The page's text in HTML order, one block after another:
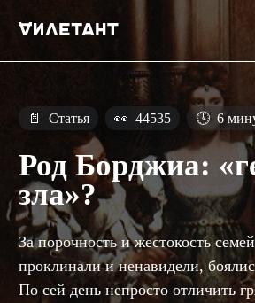
📄 Статья 👀 44535 🕓 6
Род Борджиа:
зла»?
За порочность и жестокость
проклинали и ненавидели,
По сей день непросто отличить